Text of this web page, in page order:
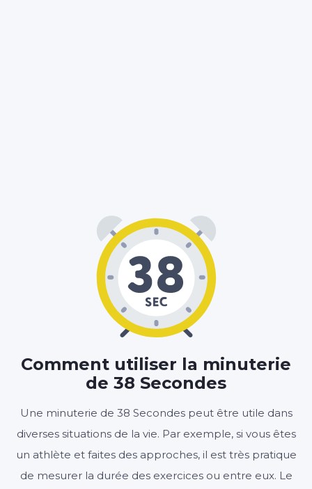
Comment utiliser la minuterie
de 38 Secondes
Une minuterie de 38 Secondes peut être utile dans
diverses situations de la vie. Par exemple, si vous êtes
un athlète et faites des approches, il est très pratique
de mesurer la durée des exercices ou entre eux. Le
00 : 38